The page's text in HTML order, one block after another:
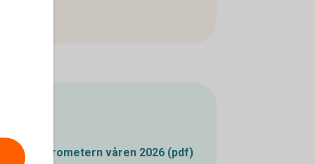
våren 2026 (pdf)